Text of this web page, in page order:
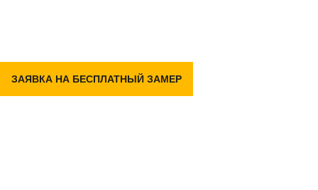
ЗАЯВКА НА БЕСПЛАТНЫЙ ЗАМЕР